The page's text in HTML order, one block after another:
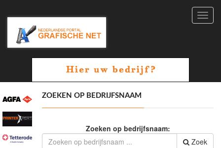
ZOEKEN OP BEDRIJFSNAAM
Zoeken op bedrijfsnaam:
Zoek